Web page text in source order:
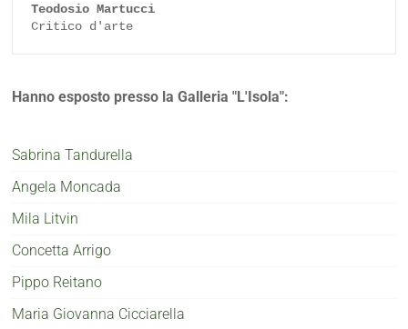
Teodosio Martucci
Critico d'arte
Hanno esposto presso la Galleria "L'Isola":
Sabrina Tandurella
Angela Moncada
Mila Litvin
Concetta Arrigo
Pippo Reitano
Maria Giovanna Cicciarella